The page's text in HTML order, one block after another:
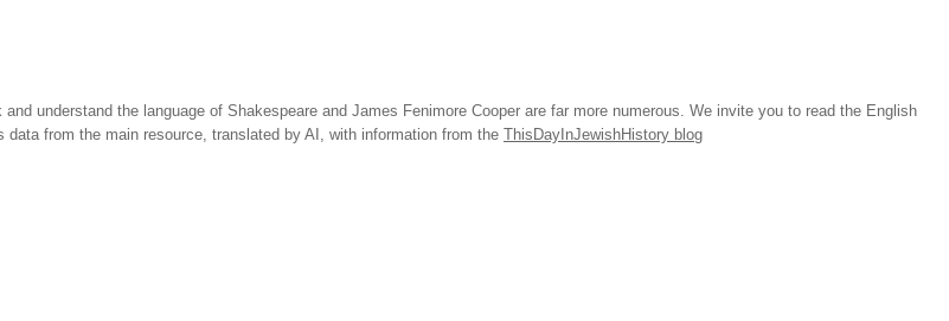
understand the language of Shakespeare and James Fenimore Cooper are far more numerous. We invite you to read the English
data from the main resource, translated by AI, with information from the ThisDayInJewishHistory blog